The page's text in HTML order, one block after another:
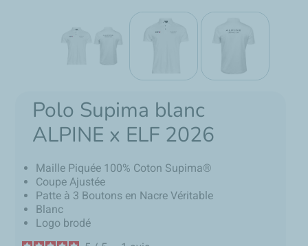
Polo Supima blanc
ALPINE x ELF 2026
Maille Piquée 100% Coton Supima®
Coupe Ajustée
Patte à 3 Boutons en Nacre Véritable
Blanc
Logo brodé